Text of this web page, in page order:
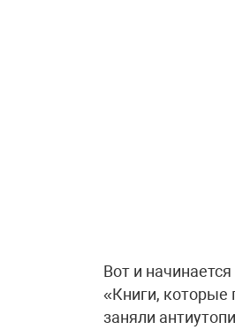
Вот и
«Книги, которые
заняли